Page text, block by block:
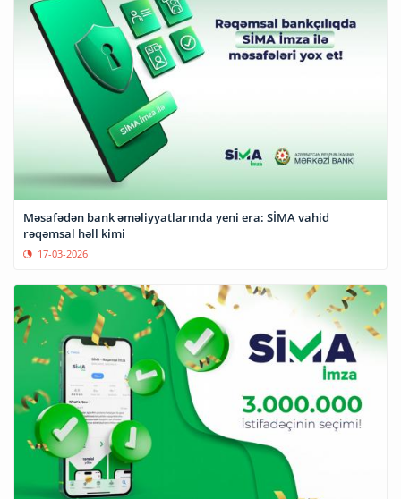
Məsafədən bank əməliyyatlarında yeni era: SİMA vahid
rəqəmsal həll kimi
17-03-2026